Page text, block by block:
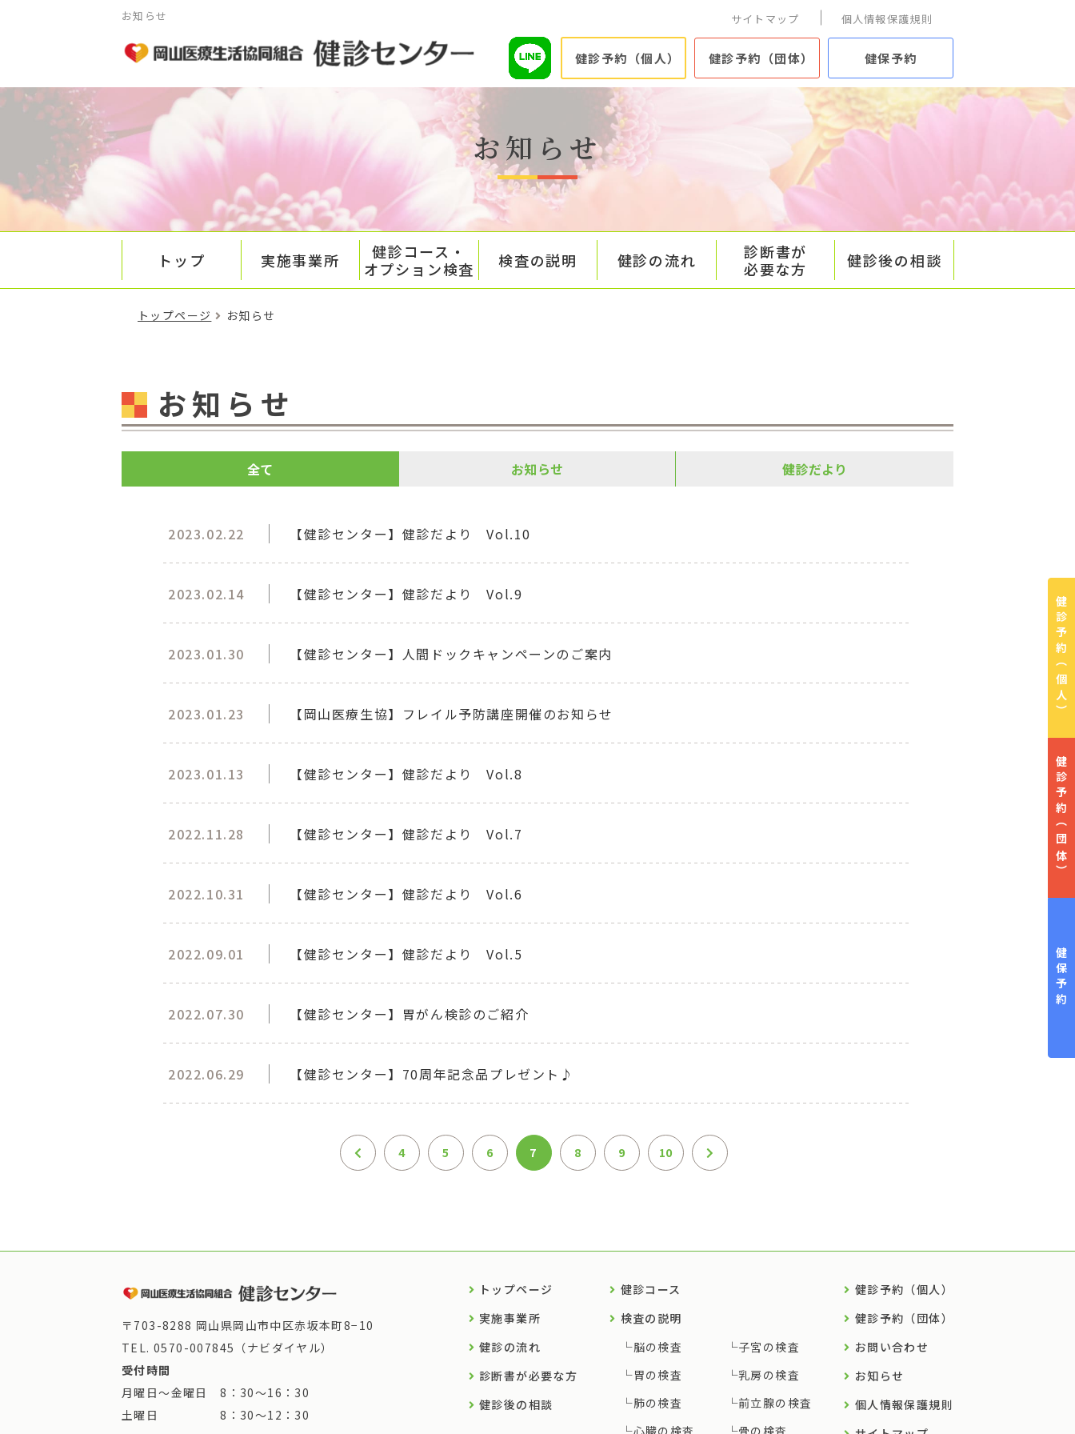
お知らせ サイトマップ 個人情報保護規則
健診予約（個人） 健診予約（団体） 健保予約
お知らせ
健診予約
（個人）
健診予約
（団体）
健保予約
トップ 実施事業所
健診コース・
オプション検査
検査の説明 健診の流れ
診断書が
必要な方
健診後の相談
トップページ お知らせ
お知らせ
全て お知らせ 健診だより
2023.02.22 【健診センター】健診だより Vol.10
2023.02.14 【健診センター】健診だより Vol.9
2023.01.30 【健診センター】人間ドックキャンペーンのご案内
2023.01.23 【岡山医療生協】フレイル予防講座開催のお知らせ
2023.01.13 【健診センター】健診だより Vol.8
2022.11.28 【健診センター】健診だより Vol.7
2022.10.31 【健診センター】健診だより Vol.6
2022.09.01 【健診センター】健診だより Vol.5
2022.07.30 【健診センター】胃がん検診のご紹介
2022.06.29 【健診センター】70周年記念品プレゼント♪
4 5 6 7 8 9 10
〒703-8288 岡山県岡山市中区赤坂本町8−10
TEL. 0570-007845（ナビダイヤル）
受付時間
月曜日～金曜日 8：30～16：30
土曜日 8：30～12：30
トップページ
実施事業所
健診の流れ
診断書が必要な方
健診後の相談
健診コース
検査の説明
脳の検査
胃の検査
肺の検査
心臓の検査
子宮の検査
乳房の検査
前立腺の検査
骨の検査
健診予約（個人）
健診予約（団体）
お問い合わせ
お知らせ
個人情報保護規則